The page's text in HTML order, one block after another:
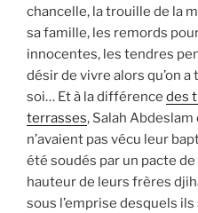
chancelle, la trouille de la
sa famille, les remords
innocentes, les tendres
désir de vivre alors qu’on
soi… Et à la différence des
terrasses, Salah
n’avaient pas vécu leur
été soudés par un pacte
hauteur de leurs frères
sous l’emprise desquels